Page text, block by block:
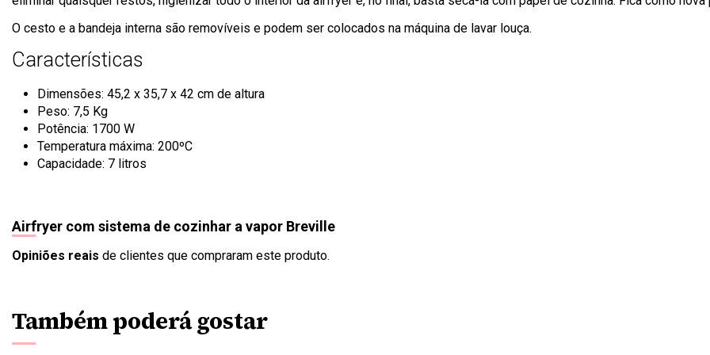
O cesto e a bandeja interna são removíveis e podem ser colocados na máquina de lavar louça.
Características
Dimensões: ‎45,2 x 35,7 x 42 cm de altura
Peso: 7,5 Kg
Potência: 1700 W
Temperatura máxima: 200ºC
Capacidade: 7 litros
Airfryer com sistema de cozinhar a vapor Breville
Opiniões reais de clientes que compraram este produto.
Também poderá gostar